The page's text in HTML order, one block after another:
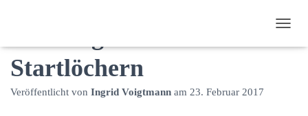
A
Startlöchern
Veröffentlicht von Ingrid Voigtmann am 23. Februar 2017